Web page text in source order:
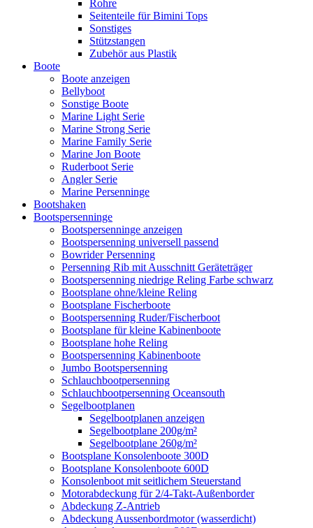
Rohre
Seitenteile für Bimini Tops
Sonstiges
Stützstangen
Zubehör aus Plastik
Boote
Boote anzeigen
Bellyboot
Sonstige Boote
Marine Light Serie
Marine Strong Serie
Marine Family Serie
Marine Jon Boote
Ruderboot Serie
Angler Serie
Marine Persenninge
Bootshaken
Bootspersenninge
Bootspersenninge anzeigen
Bootspersenning universell passend
Bowrider Persenning
Persenning Rib mit Ausschnitt Geräteträger
Bootspersenning niedrige Reling Farbe schwarz
Bootsplane ohne/kleine Reling
Bootsplane Fischerboote
Bootspersenning Ruder/Fischerboot
Bootsplane für kleine Kabinenboote
Bootsplane hohe Reling
Bootspersenning Kabinenboote
Jumbo Bootspersenning
Schlauchbootpersenning
Schlauchbootpersenning Oceansouth
Segelbootplanen
Segelbootplanen anzeigen
Segelbootplane 200g/m²
Segelbootplane 260g/m²
Bootsplane Konsolenboote 300D
Bootsplane Konsolenboote 600D
Konsolenboot mit seitlichem Steuerstand
Motorabdeckung für 2/4-Takt-Außenborder
Abdeckung Z-Antrieb
Abdeckung Aussenbordmotor (wasserdicht)